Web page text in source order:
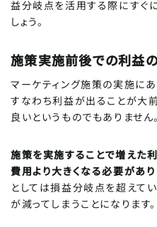
益分岐点を活用する際にすぐ
しょう。
施策実施前後での利益
マーケティング施策の実施にあ
すなわち利益が出ることが大
良いというものでもありません。
施策を実施することで増えた
費用より大きくなる必要があり
としては損益分岐点を超えて
が減ってしまうことになります。